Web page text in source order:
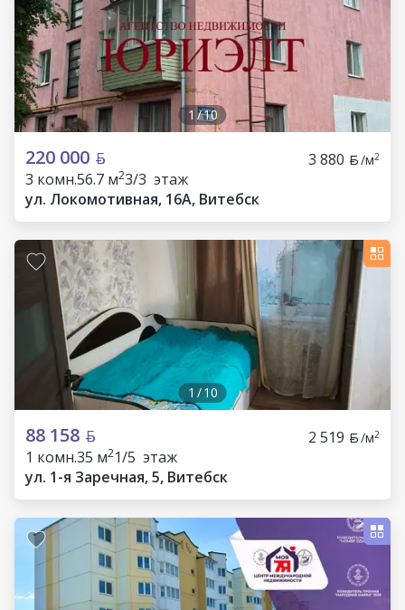
1 /10
220 000 3 880 /м2
3 комн.56.7 м23/3 этаж
ул. Локомотивная, 16А, Витебск
1 /10
88 158 2 519 /м2
1 комн.35 м21/5 этаж
ул. 1-я Заречная, 5, Витебск